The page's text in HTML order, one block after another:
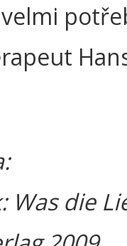
Was die